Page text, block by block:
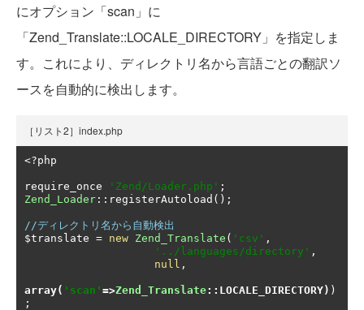
にオプション「scan」に
「Zend_Translate::LOCALE_DIRECTORY」を指定しま
す。これにより、ディレクトリ名から言語ごとの翻訳ソ
ースを自動的に検出します。
［リスト2］index.php
<?php
require_once 'Zend/Loader.php' ;
Zend_Loader :: registerAutoload ();
//ディレクトリ名から自動検出
$translate = new Zend_Translate ( 'csv' ,
'../languages/directory' ,
null ,
array( 'scan' =>Zend_Translate:: LOCALE_DIRECTORY) )
;